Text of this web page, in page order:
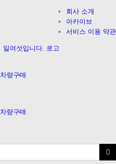
회사 소개
아카이브
서비스 이용 약관
차량구매
차량구매